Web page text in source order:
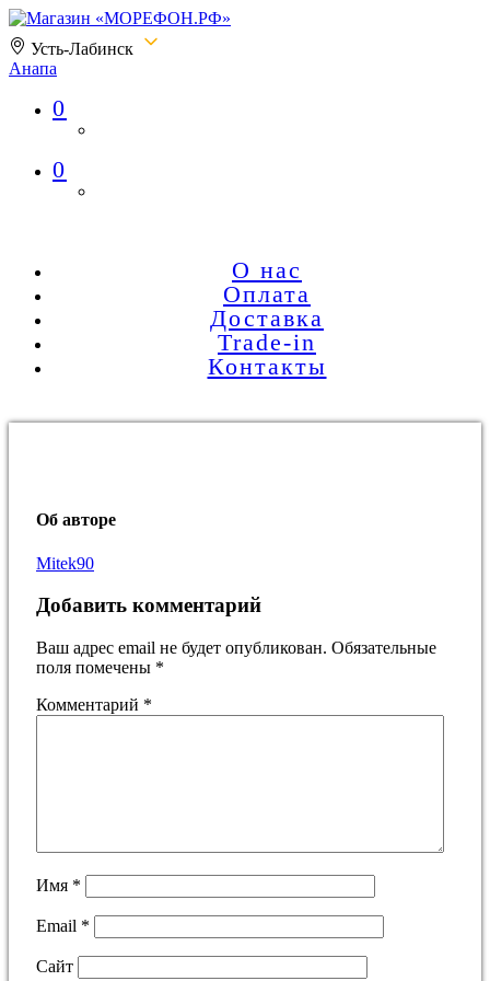
Усть-Лабинск
Анапа
Магазин «МОРЕФОН.РФ»
0
0
О нас
Оплата
Доставка
Trade-in
Контакты
Об авторе
Mitek90
Добавить комментарий
Ваш адрес email не будет опубликован. Обязательные
поля помечены *
Комментарий *
Имя *
Email *
Сайт